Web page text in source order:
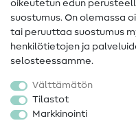
Peruutusoikeus
Suosittu
Kankaat
Ompelutarvikkeet
oikeutetun edun
suostumus. On olemassa
tai peruuttaa suostumus
henkilötietojen ja
selosteessamme.
Välttämätön
Tilastot
Markkinointi